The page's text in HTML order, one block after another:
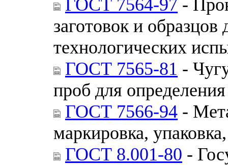
ГОСТ 7564-97 -
заготовок и
технологических
ГОСТ 7565-81 -
проб для
ГОСТ 7566-94 -
маркировка,
ГОСТ 8.001-80 -